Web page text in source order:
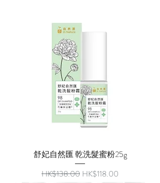
舒妃自然匯 乾洗髮蜜粉25g
一般價格
HK$138.00 促銷價格
HK$118.00